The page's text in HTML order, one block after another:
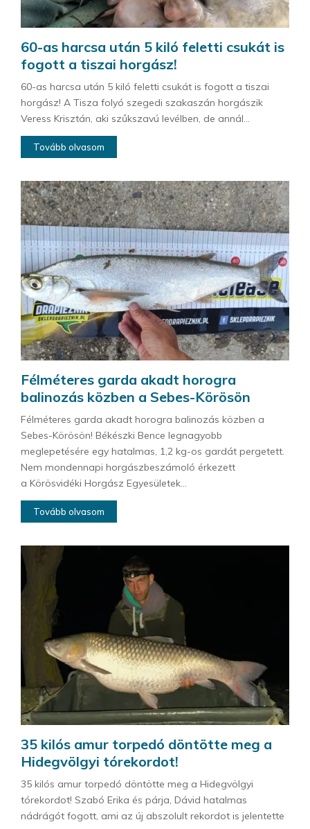
60-as harcsa után 5 kiló feletti csukát is
fogott a tiszai horgász!
60-as harcsa után 5 kiló feletti csukát is fogott a tiszai
horgász! A Tisza folyó szegedi szakaszán horgászik
Veress Krisztán, aki szűkszavú levélben, de annál...
Tovább olvasom
Félméteres garda akadt horogra
balinozás közben a Sebes-Körösön
Félméteres garda akadt horogra balinozás közben a
Sebes-Körösön! Békészki Bence legnagyobb
meglepetésére egy hatalmas, 1,2 kg-os gardát pergetett.
Nem mondennapi horgászbeszámoló érkezett
a Körösvidéki Horgász Egyesületek...
Tovább olvasom
35 kilós amur torpedó döntötte meg a
Hidegvölgyi tórekordot!
35 kilós amur torpedó döntötte meg a Hidegvölgyi
tórekordot! Szabó Erika és párja, Dávid hatalmas
nádrágót fogott, ami az új abszolult rekordot is jelentette